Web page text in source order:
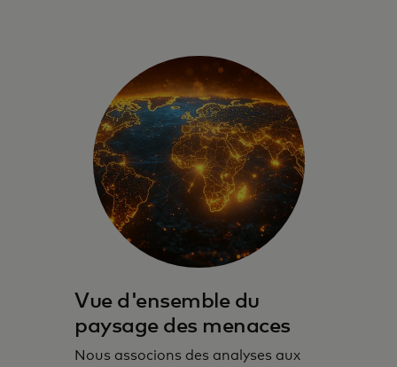
Vue d'ensemble du
paysage des menaces
Nous associons des analyses aux